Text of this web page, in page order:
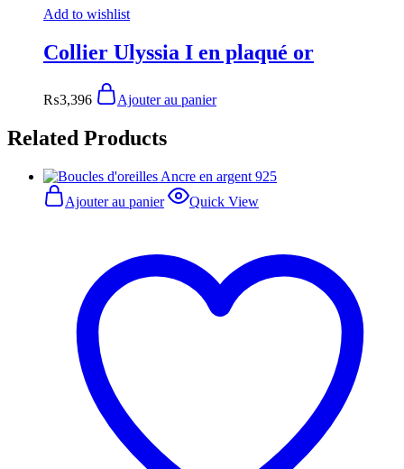
Add to wishlist
Collier Ulyssia I en plaqué or
₨3,396 Ajouter au panier
Related Products
Ajouter au panier Quick View